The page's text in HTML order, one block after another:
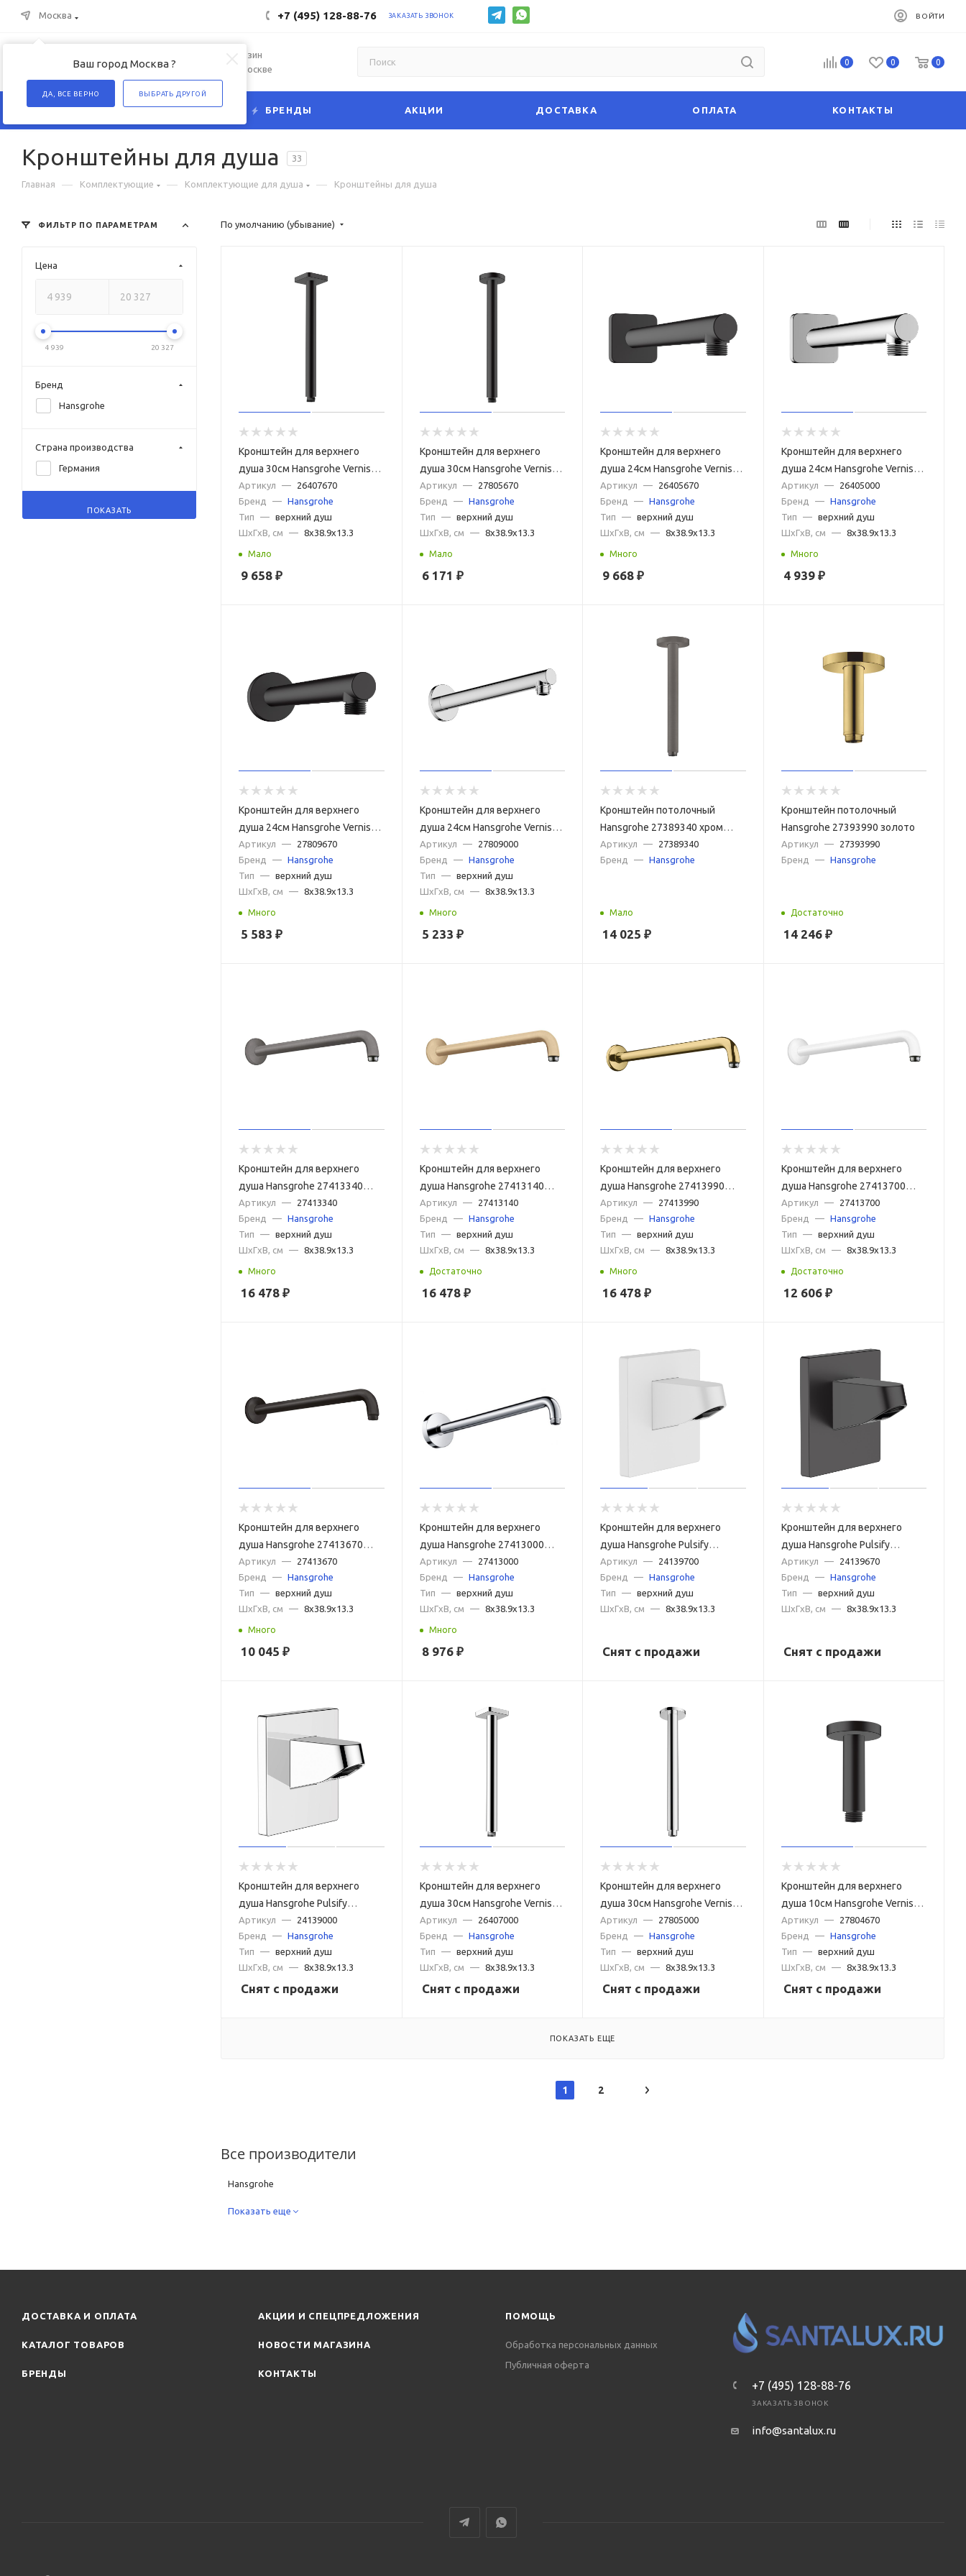
Москва
Ваш город Москва ?
ДА, ВСЕ ВЕРНО ВЫБРАТЬ ДРУГОЙ
+7 (495) 128-88-76 ЗАКАЗАТЬ ЗВОНОК ВОЙТИ
Интернет-магазин
сантехники в Москве
0 0 0
КАТАЛОГ БРЕНДЫ АКЦИИ ДОСТАВКА ОПЛАТА КОНТАКТЫ
Кронштейны для душа 33
Главная — Комплектующие — Комплектующие для душа — Кронштейны для душа
По умолчанию (убывание)
Кронштейн для верхнего
душа 30см Hansgrohe Vernis
Shape 26407670 черный
матовый
Артикул —
26407670
Бренд
— Hansgrohe
Тип
— верхний душ
ШxГxВ, см
— 8x38.9x13.3
Мало
9 658 ₽
Кронштейн для верхнего
душа 30см Hansgrohe Vernis
Blend 27805670 черный
матовый
Артикул —
27805670
Бренд
—
Hansgrohe
Тип
—
верхний душ
ШxГxВ, см
— 8x38.9x13.3
Мало
6 171 ₽
Кронштейн для верхнего
душа 24см Hansgrohe Vernis
Shape 26405670 черный
матовый
Артикул —
26405670
Бренд
— Hansgrohe
Тип
— верхний душ
ШxГxВ, см
— 8x38.9x13.3
Много
9 668 ₽
Кронштейн для верхнего
душа 24см Hansgrohe Vernis
Shape 26405000 хром
Артикул —
26405000
Бренд
—
Hansgrohe
Тип
—
верхний душ
ШxГxВ, см
— 8x38.9x13.3
Много
4 939₽
Кронштейн для верхнего
душа 24см Hansgrohe Vernis
Blend 27809670 черный
матовый
Артикул —
27809670
Бренд
— Hansgrohe
Тип
— верхний душ
ШxГxВ, см
— 8x38.9x13.3
Много
5 583 ₽
Кронштейн для верхнего
душа 24см Hansgrohe Vernis
Blend 27809000 хром
Артикул —
27809000
Бренд
—
Hansgrohe
Тип
—
верхний душ
ШxГxВ, см
— 8x38.9x13.3
Много
5 233 ₽
Кронштейн потолочный
Hansgrohe 27389340 хром
черный шлифованный
Артикул —
27389340
Бренд
— Hansgrohe
Мало
14 025 ₽
Кронштейн потолочный
Hansgrohe 27393990 золото
Артикул —
27393990
Бренд
— Hansgrohe
Достаточно
14 246₽
Кронштейн для верхнего
душа Hansgrohe 27413340
хром черный шлифованный
Артикул —
27413340
Бренд
— Hansgrohe
Тип
— верхний душ
ШxГxВ, см
— 8x38.9x13.3
Много
16 478 ₽
Кронштейн для верхнего
душа Hansgrohe 27413140
бронза шлифованная
Артикул —
27413140
Бренд
—
Hansgrohe
Тип
—
верхний душ
ШxГxВ, см
— 8x38.9x13.3
Достаточно
16 478₽
Кронштейн для верхнего
душа Hansgrohe 27413990
золото
Артикул —
27413990
Бренд
— Hansgrohe
Тип
— верхний душ
ШxГxВ, см
— 8x38.9x13.3
Много
16 478 ₽
Кронштейн для верхнего
душа Hansgrohe 27413700
белый матовый
Артикул —
27413700
Бренд
—
Hansgrohe
Тип
—
верхний душ
ШxГxВ, см
— 8x38.9x13.3
Достаточно
12 606₽
Кронштейн для верхнего
душа Hansgrohe 27413670
черный матовый
Артикул —
27413670
Бренд
— Hansgrohe
Тип
— верхний душ
ШxГxВ, см
— 8x38.9x13.3
Много
10 045 ₽
Кронштейн для верхнего
душа Hansgrohe 27413000
хром
Артикул —
27413000
Бренд
—
Hansgrohe
Тип
—
верхний душ
ШxГxВ, см
— 8x38.9x13.3
Много
8 976₽
Кронштейн для верхнего
душа Hansgrohe Pulsify
24139700 белый матовый
Артикул —
24139700
Бренд
— Hansgrohe
Тип
— верхний душ
ШxГxВ, см
— 8x38.9x13.3
Снят с продажи
Кронштейн для верхнего
душа Hansgrohe Pulsify
24139670 черный матовый
Артикул —
24139670
Бренд
—
Hansgrohe
Тип
—
верхний душ
ШxГxВ, см
— 8x38.9x13.3
Снят с продажи
Кронштейн для верхнего
душа Hansgrohe Pulsify
24139000 хром
Артикул —
24139000
Бренд
— Hansgrohe
Тип
— верхний душ
ШxГxВ, см
— 8x38.9x13.3
Снят с продажи
Кронштейн для верхнего
душа 30см Hansgrohe Vernis
Shape 26407000 хром
Артикул —
26407000
Бренд
—
Hansgrohe
Тип
—
верхний душ
ШxГxВ, см
— 8x38.9x13.3
Снят с продажи
Кронштейн для верхнего
душа 30см Hansgrohe Vernis
Blend 27805000 хром
Артикул —
27805000
Бренд
— Hansgrohe
Тип
— верхний душ
ШxГxВ, см
— 8x38.9x13.3
Снят с продажи
Кронштейн для верхнего
душа 10см Hansgrohe Vernis
Blend 27804670 черный
матовый
Артикул —
27804670
Бренд
—
Hansgrohe
Тип
—
верхний душ
ШxГxВ, см
— 8x38.9x13.3
Снят с продажи
ПОКАЗАТЬ ЕЩЕ
1 2
Все производители
Hansgrohe
Показать еще
ФИЛЬТР ПО ПАРАМЕТРАМ
Цена
4 939 20 327
Бренд
Hansgrohe
Страна производства
Германия
ПОКАЗАТЬ
ДОСТАВКА И ОПЛАТА
КАТАЛОГ ТОВАРОВ
БРЕНДЫ
АКЦИИ И СПЕЦПРЕДЛОЖЕНИЯ
НОВОСТИ МАГАЗИНА
КОНТАКТЫ
ПОМОЩЬ
Обработка персональных данных
Публичная оферта
+7 (495) 128-88-76
ЗАКАЗАТЬ ЗВОНОК
info@santalux.ru